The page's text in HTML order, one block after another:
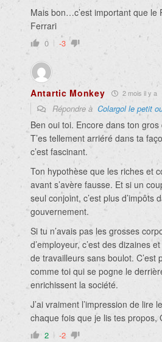
Mais bon…c’est important que le
Ferrari
0 -3
Antartic Monkey 2 mois il y a
Répondre à Colargol le petit
Ben oui toi. Encore dans ton
T’es tellement arriéré dans ta
c’est fascinant.
Ton hypothèse que les riches et
avant s’avère fausse. Et si un
seul conjoint, c’est plus d’impôts
gouvernement.
Si tu n’avais pas les grosses
d’employeur, c’est des dizaines
de travailleurs sans boulot. C’est
comme toi qui se pogne le
enrichissent la société.
J’ai vraiment l’impression de lire
chaque fois que je lis tes propos,
2 -2